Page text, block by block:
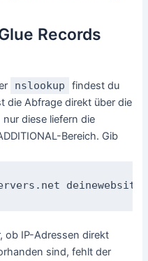
Records
nslookup
findest du
die Abfrage direkt über die
diese liefern die
Bereich. Gib
ob IP-Adressen direkt
sind, fehlt der